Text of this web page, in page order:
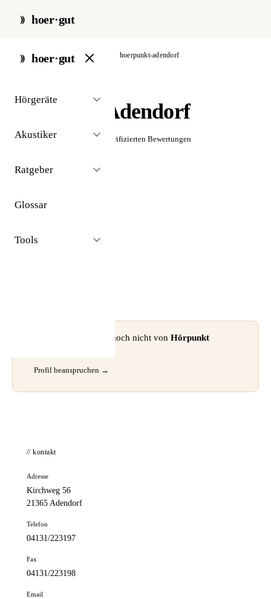
hoer·gut
hoer·gut
Hörgeräte
Akustiker
Ratgeber
Glossar
Tools
start / akustiker / adendorf hoerpunkt-adendorf
Hörpunkt Adendorf
☆☆☆☆☆ Noch keine verifizierten Bewertungen
⚠ Dieses Profil wurde noch nicht von Hörpunkt
Profil beanspruchen →
// kontakt
Adresse
Kirchweg 56
21365 Adendorf
Telefon
04131/223197
Fax
04131/223198
Email